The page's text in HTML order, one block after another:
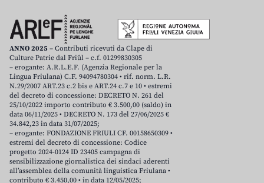
ANNO 2025 – Contributi ricevuti da Clape di
Culture Patrie dal Friûl – c.f. 01299830305
– erogante: A.R.L.E.F. (Agenzia Regionale per la
Lingua Friulana) C.F. 94094780304 • rif. norm. L.R.
N.29/2007 ART.23 c.2 bis e ART.24 c.7 e 10 • estremi
del decreto di concessione: DECRETO N. 261 del
25/10/2022 importo contributo € 3.500,00 (saldo) in
data 06/11/2025 • DECRETO N. 173 del 27/06/2025 €
34.842,23 in data 31/07/2025;
– erogante: FONDAZIONE FRIULI CF. 00158650309 •
estremi del decreto di concessione: Codice
progetto 2024-0124 ID 23405 campagna di
sensibilizzazione giornalistica dei sindaci aderenti
all’assemblea della comunità linguistica Friulana •
contributo € 3.450,00 • in data 12/05/2025;